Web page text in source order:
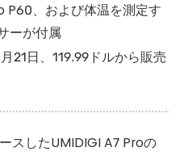
P60、および体温を測定す
ーが付属
21日、119.99ドルから販売
スしたUMIDIGI A7 Proの